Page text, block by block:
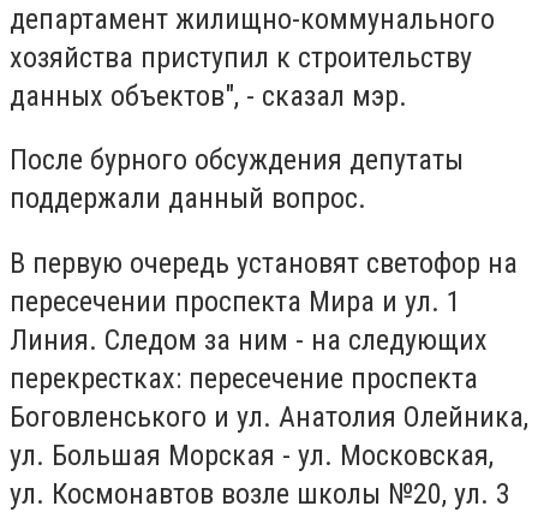
департамент жилищно-коммунального
хозяйства приступил к строительству
данных объектов", - сказал мэр.
После бурного обсуждения депутаты
поддержали данный вопрос.
В первую очередь установят светофор на
пересечении проспекта Мира и ул. 1
Линия. Следом за ним - на следующих
перекрестках: пересечение проспекта
Боговленського и ул. Анатолия Олейника,
ул. Большая Морская - ул. Московская,
ул. Космонавтов возле школы №20, ул. 3